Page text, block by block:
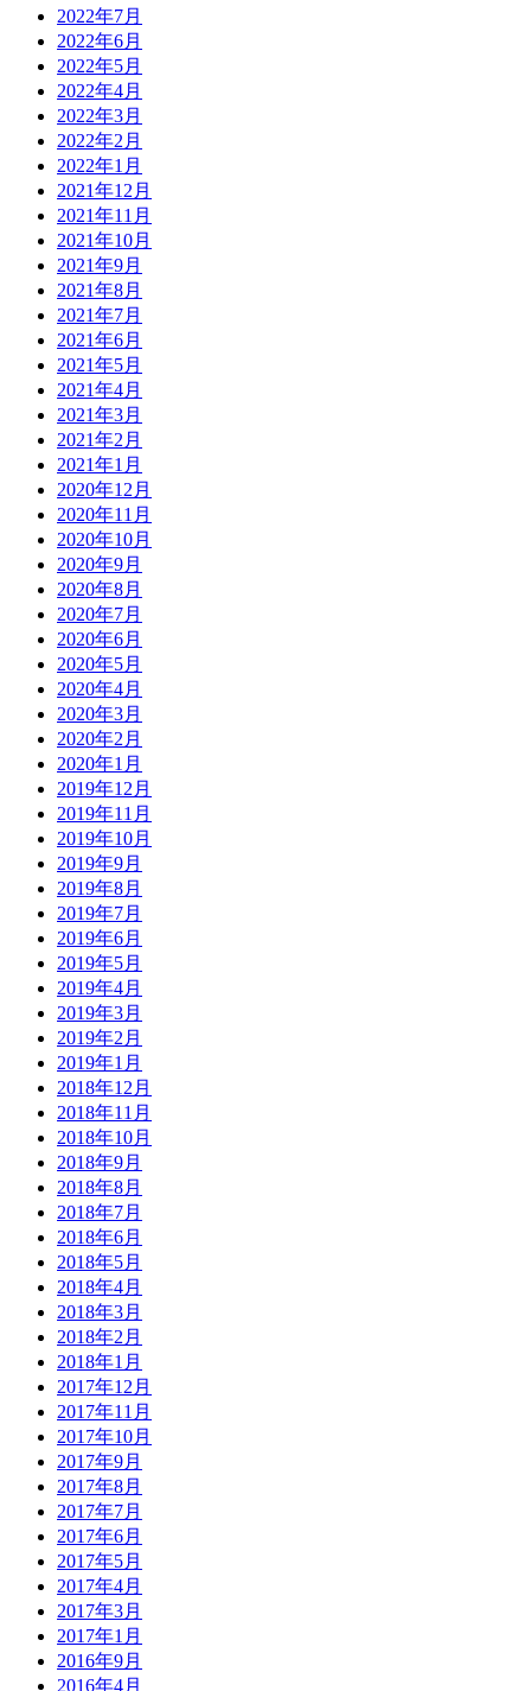
2022年7月
2022年6月
2022年5月
2022年4月
2022年3月
2022年2月
2022年1月
2021年12月
2021年11月
2021年10月
2021年9月
2021年8月
2021年7月
2021年6月
2021年5月
2021年4月
2021年3月
2021年2月
2021年1月
2020年12月
2020年11月
2020年10月
2020年9月
2020年8月
2020年7月
2020年6月
2020年5月
2020年4月
2020年3月
2020年2月
2020年1月
2019年12月
2019年11月
2019年10月
2019年9月
2019年8月
2019年7月
2019年6月
2019年5月
2019年4月
2019年3月
2019年2月
2019年1月
2018年12月
2018年11月
2018年10月
2018年9月
2018年8月
2018年7月
2018年6月
2018年5月
2018年4月
2018年3月
2018年2月
2018年1月
2017年12月
2017年11月
2017年10月
2017年9月
2017年8月
2017年7月
2017年6月
2017年5月
2017年4月
2017年3月
2017年1月
2016年9月
2016年4月